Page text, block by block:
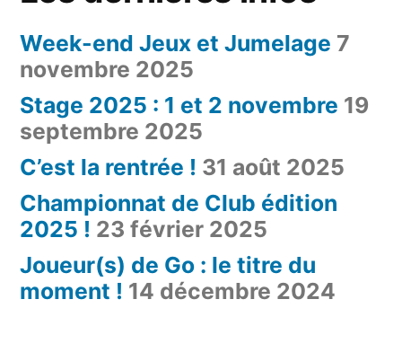
Week-end Jeux et Jumelage 7
novembre 2025
Stage 2025 : 1 et 2 novembre 19
septembre 2025
C’est la rentrée ! 31 août 2025
Championnat de Club édition
2025 ! 23 février 2025
Joueur(s) de Go : le titre du
moment ! 14 décembre 2024